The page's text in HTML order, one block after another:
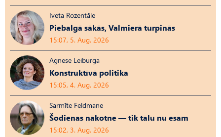
Iveta Rozentāle
Piebalgā sākās, Valmierā turpinās
15:07, 5. Aug, 2026
Agnese Leiburga
Konstruktīvā politika
15:05, 4. Aug, 2026
Sarmīte Feldmane
Šodienas nākotne — tik tālu nu esam
15:02, 3. Aug, 2026